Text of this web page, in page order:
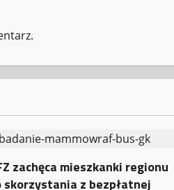
zachęca mieszkanki regionu
skorzystania z bezpłatnej